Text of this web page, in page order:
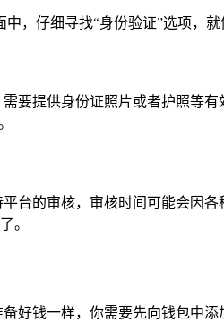
，仔细寻找“身份验证”选项，
要提供身份证照片或者护照等
平台的审核，审核时间可能会因
。
好钱一样，你需要先向钱包中